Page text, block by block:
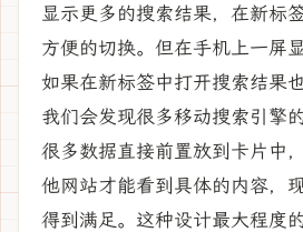
显示更多的搜索结果，在新标
方便的切换。但在手机上一屏
如果在新标签中打开搜索结果
我们会发现很多移动搜索引擎
很多数据直接前置放到卡片中
他网站才能看到具体的内容，
得到满足。这种设计最大程度